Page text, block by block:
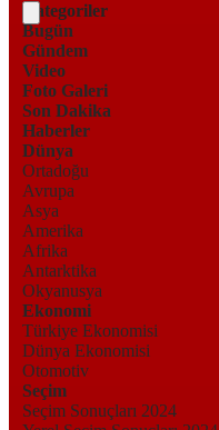
Kategoriler
Bugün
Gündem
Video
Foto Galeri
Son Dakika
Haberler
Dünya
Ortadoğu
Avrupa
Asya
Amerika
Afrika
Antarktika
Okyanusya
Ekonomi
Türkiye Ekonomisi
Dünya Ekonomisi
Otomotiv
Seçim
Seçim Sonuçları 2024